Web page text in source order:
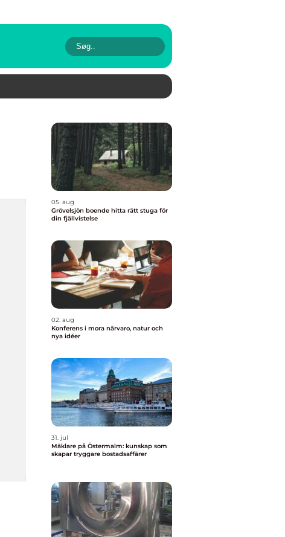
05. aug
Grövelsjön boende hitta rätt stuga för
din fjällvistelse
02. aug
Konferens i mora närvaro, natur och
nya idéer
31. jul
Mäklare på Östermalm: kunskap som
skapar tryggare bostadsaffärer